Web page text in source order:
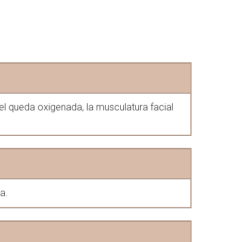
queda oxigenada, la musculatura facial